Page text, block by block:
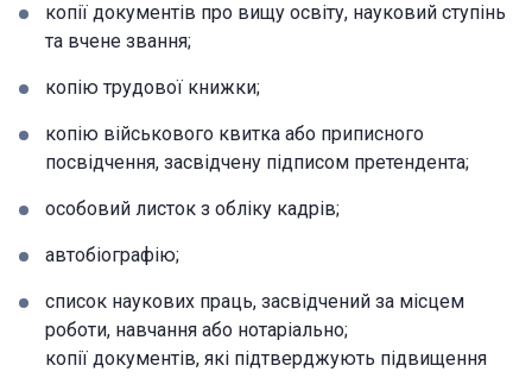
копії документів про вищу освіту, науковий ступінь
та вчене звання;
копію трудової книжки;
копію військового квитка або приписного
посвідчення, засвідчену підписом претендента;
особовий листок з обліку кадрів;
автобіографію;
список наукових праць, засвідчений за місцем
роботи, навчання або нотаріально;
копії документів, які підтверджують підвищення